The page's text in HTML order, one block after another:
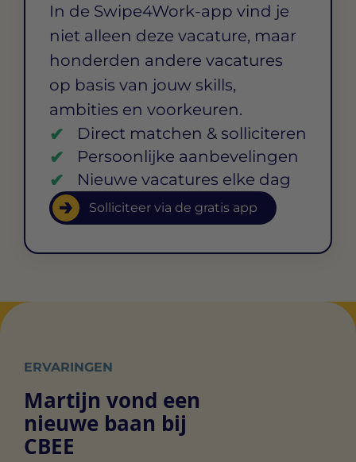
In de Swipe4Work-app vind je
niet alleen deze vacature, maar
honderden andere vacatures
op basis van jouw skills,
ambities en voorkeuren.
Direct matchen & solliciteren
Persoonlijke aanbevelingen
Nieuwe vacatures elke dag
Solliciteer via de gratis app
ERVARINGEN
Martijn vond een
nieuwe baan bij
CBEE